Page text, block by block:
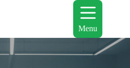
Menu